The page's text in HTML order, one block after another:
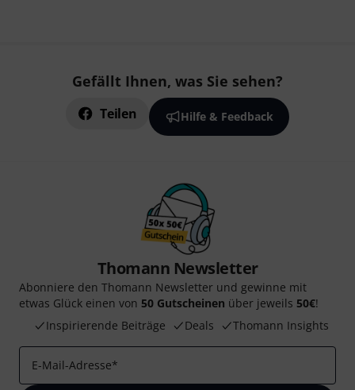
Gefällt Ihnen, was Sie sehen?
Teilen Hilfe & Feedback
Thomann Newsletter
Abonniere den Thomann Newsletter und gewinne mit
etwas Glück einen von 50 Gutscheinen über jeweils 50€!
Inspirierende Beiträge
Deals Thomann Insights
E-Mail-Adresse*